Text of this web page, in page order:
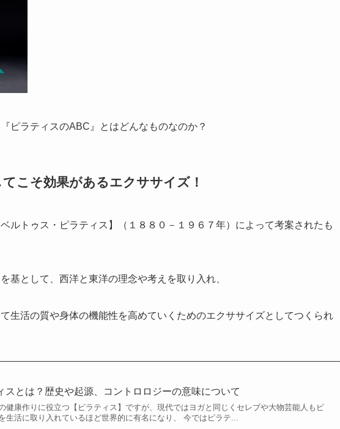
ピラティスのABC』とはどんなものなのか？
こそ効果があるエクササイズ！
ルトゥス・ピラティス】（１８８０－１９６７年）によって考案されたも
基として、西洋と東洋の理念や考えを取り入れ、
生活の質や身体の機能性を高めていくためのエクササイズとしてつくられ
スとは？歴史や起源、コントロロジーの意味について
健康作りに役立つ【ピラティス】ですが、現代ではヨガと同じくセレブや大物芸能人もピ
生活に取り入れているほど世界的に有名になり、 今ではピラテ...